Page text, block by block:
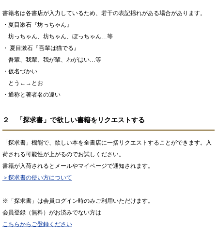
書籍名は各書店が入力しているため、若干の表記揺れがある場合があります。
・夏目漱石『坊っちゃん』
坊っちゃん、坊ちゃん、ぼっちゃん…等
・ 夏目漱石『吾輩は猫でる』
吾輩、我輩、我が輩、わがはい…等
・仮名づかい
とう←→とお
・通称と著者名の違い
２ 「探求書」で欲しい書籍をリクエストする
「探求書」機能で、欲しい本を全書店に一括リクエストすることができます。入
荷される可能性が上がるのでお試しください。
書籍が入荷されるとメールやマイページで通知されます。
＞探求書の使い方について
※「探求書」は会員ログイン時のみご利用いただけます。
会員登録（無料）がお済みでない方は
こちらからご登録ください